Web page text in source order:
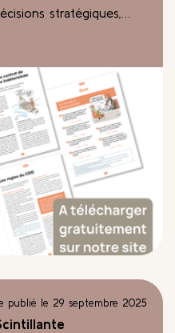
stratégiques,
un véritable outil
pensé pour répondre
des dirigeants.
publié le 29 septembre 2025